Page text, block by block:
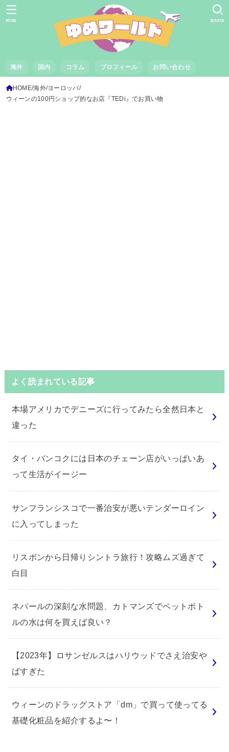
海外 国内 コラム プロフィール お問い合わせ
SEARCH
MENU
HOME 海外 ヨーロッパ
ウィーンの100円ショップ的なお店『TEDi』でお買い物
よく読まれている記事
本場アメリカでデニーズに行ってみたら全然日本と
違った
タイ・バンコクには日本のチェーン店がいっぱいあ
って生活がイージー
サンフランシスコで一番治安が悪いテンダーロイン
に入ってしまった
リスボンから日帰りシントラ旅行！攻略ムズ過ぎて
白目
ネパールの深刻な水問題、カトマンズでペットボト
ルの水は何を買えば良い？
【2023年】ロサンゼルスはハリウッドでさえ治安や
ばすぎた
ウィーンのドラッグストア「dm」で買って使ってる
基礎化粧品を紹介するよ〜！